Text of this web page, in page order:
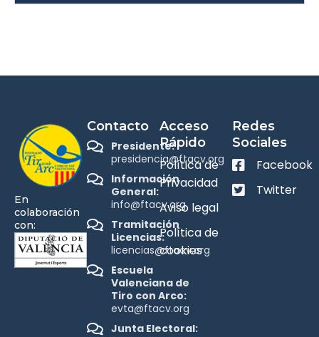
En
colaboración
con:
Contacto
Presidente:
presidencia@ftacv.org
Información
General:
info@ftacv.org
Tramitación
Licencias:
licencias@ftacv.org
Escuela
Valenciana de
Tiro con Arco:
evta@ftacv.org
Junta Electoral:
Acceso
Rápido
Política de
Privacidad
Aviso legal
Política de
cookies
Redes
Sociales
Facebook
Twitter